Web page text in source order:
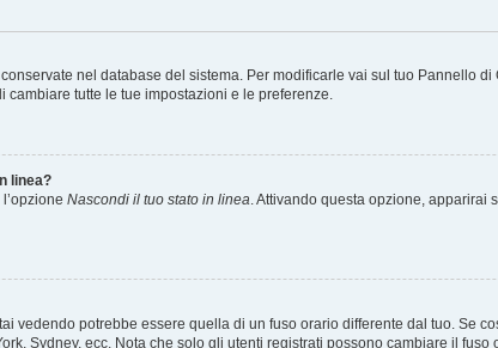
nel database del sistema. Per modificarle vai sul tuo Pannello
tutte le tue impostazioni e le preferenze.
linea?
Nascondi il tuo stato in linea . Attivando questa opzione, apparirai
vedendo potrebbe essere quella di un fuso orario differente dal tuo. Se
Sydney, ecc. Nota che solo gli utenti registrati possono cambiare il fuso